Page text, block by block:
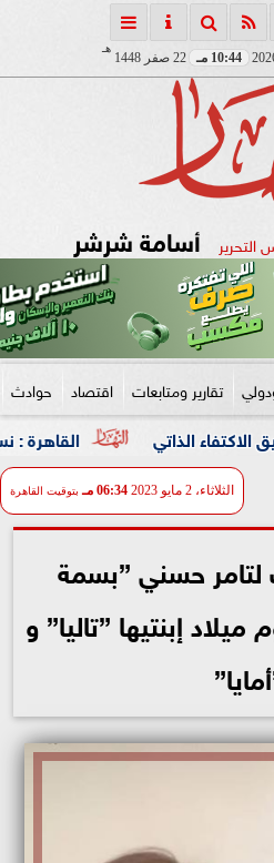
10:44 مـ 22 صفر 1448
هـ
أسامة شرشر
تقارير ومتابعات اقتصاد حوادث
القاهرة : نسعى لشراكة
الثلاثاء، 2 مايو 2023 06:34 مـ بتوقيت القاهرة
حسني ”بسمة
إبنتيها ”تاليا” و